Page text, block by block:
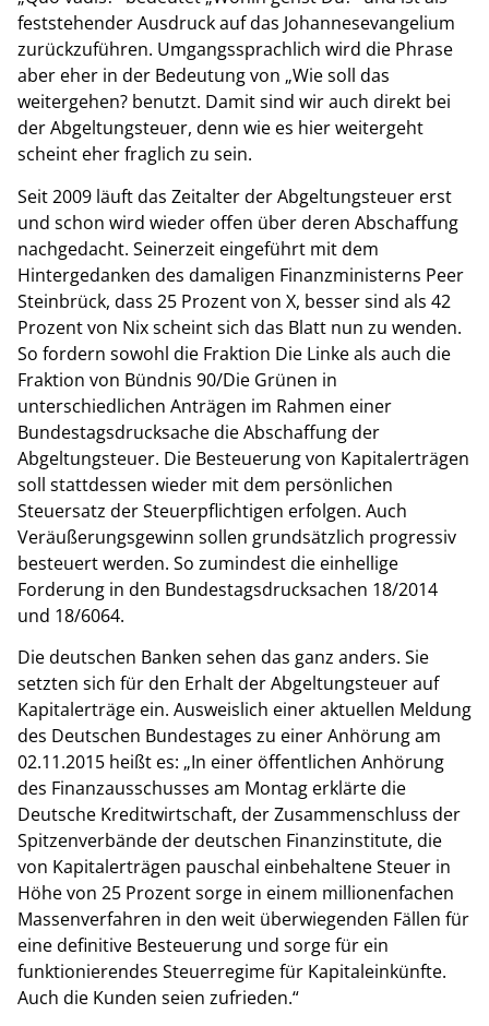
feststehender Ausdruck auf das Johannesevangelium
zurückzuführen. Umgangssprachlich wird die Phrase
aber eher in der Bedeutung von „Wie soll das
weitergehen? benutzt. Damit sind wir auch direkt bei
der Abgeltungsteuer, denn wie es hier weitergeht
scheint eher fraglich zu sein.
Seit 2009 läuft das Zeitalter der Abgeltungsteuer erst
und schon wird wieder offen über deren Abschaffung
nachgedacht. Seinerzeit eingeführt mit dem
Hintergedanken des damaligen Finanzministerns Peer
Steinbrück, dass 25 Prozent von X, besser sind als 42
Prozent von Nix scheint sich das Blatt nun zu wenden.
So fordern sowohl die Fraktion Die Linke als auch die
Fraktion von Bündnis 90/Die Grünen in
unterschiedlichen Anträgen im Rahmen einer
Bundestagsdrucksache die Abschaffung der
Abgeltungsteuer. Die Besteuerung von Kapitalerträgen
soll stattdessen wieder mit dem persönlichen
Steuersatz der Steuerpflichtigen erfolgen. Auch
Veräußerungsgewinn sollen grundsätzlich progressiv
besteuert werden. So zumindest die einhellige
Forderung in den Bundestagsdrucksachen 18/2014
und 18/6064.
Die deutschen Banken sehen das ganz anders. Sie
setzten sich für den Erhalt der Abgeltungsteuer auf
Kapitalerträge ein. Ausweislich einer aktuellen Meldung
des Deutschen Bundestages zu einer Anhörung am
02.11.2015 heißt es: „In einer öffentlichen Anhörung
des Finanzausschusses am Montag erklärte die
Deutsche Kreditwirtschaft, der Zusammenschluss der
Spitzenverbände der deutschen Finanzinstitute, die
von Kapitalerträgen pauschal einbehaltene Steuer in
Höhe von 25 Prozent sorge in einem millionenfachen
Massenverfahren in den weit überwiegenden Fällen für
eine definitive Besteuerung und sorge für ein
funktionierendes Steuerregime für Kapitaleinkünfte.
Auch die Kunden seien zufrieden.“